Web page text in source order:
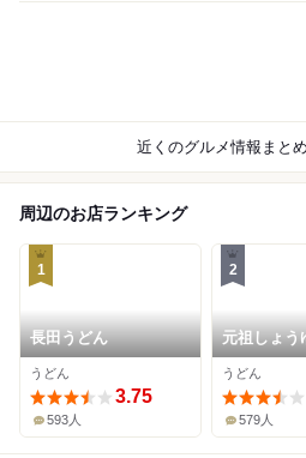
近くのグルメ情報まと
周辺のお店ランキング
1
長田うどん
うどん
3.75
593人
2
元祖しょう
小縣家
うどん
579人